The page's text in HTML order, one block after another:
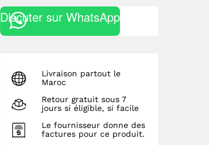
Discuter sur WhatsApp
Livraison partout le
Maroc
Retour gratuit sous 7
jours si éligible, si facile
Le fournisseur donne des
factures pour ce produit.